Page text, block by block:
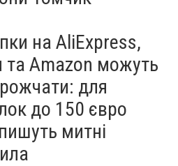
на AliExpress,
та Amazon можуть
для
до 150 євро
митні